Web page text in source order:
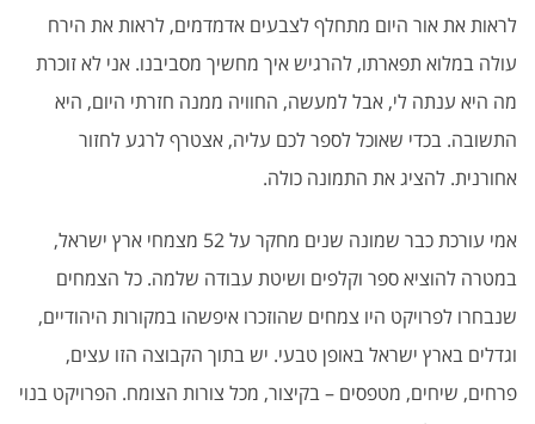
לראות את אור היום מתחלף לצבעים אדמדמים, לראות את הירח
עולה במלוא תפארתו, להרגיש איך מחשיך מסביבנו. אני לא זוכרת
מה היא ענתה לי, אבל למעשה, החוויה ממנה חזרתי היום, היא
התשובה. בכדי שאוכל לספר לכם עליה, אצטרף לרגע לחזור
אחורנית. להציג את התמונה כולה.
אמי עורכת כבר שמונה שנים מחקר על 52 מצמחי ארץ ישראל,
במטרה להוציא ספר וקלפים ושיטת עבודה שלמה. כל הצמחים
שנבחרו לפרויקט היו צמחים שהוזכרו איפשהו במקורות היהודיים,
וגדלים בארץ ישראל באופן טבעי. יש בתוך הקבוצה הזו עצים,
פרחים, שיחים, מטפסים – בקיצור, מכל צורות הצומח. הפרויקט בנוי